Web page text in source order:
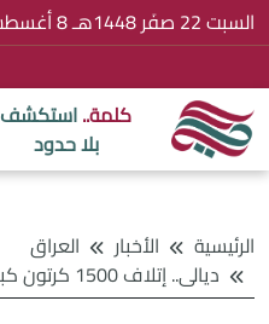
السبت 22 صفَر 1448هـ 8 أغسطس 2026
كلمة..استكشف
بلا حدود
الرئيسية الأخبار
العراق
ديالى.. إتلاف 1500 كرتون كبدة دجاج غير صالحة للاستهلاك البشري